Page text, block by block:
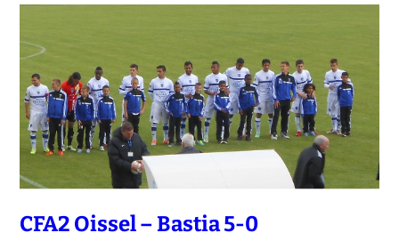
CFA2 Oissel – Bastia 5-0